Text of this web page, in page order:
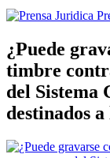
¿Puede
timbre
del Sistema
destinados